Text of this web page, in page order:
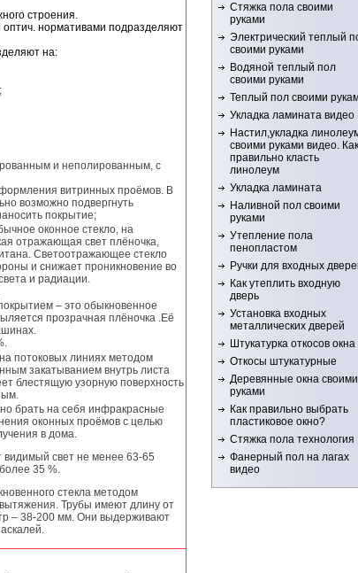
строения.
оптич. нормативами подразделяют
на:
и неполированным, с
витринных проёмов. В
возможно подвергнуть
покрытие;
оконное стекло, на
отражающая свет плёночка,
Светоотражающее стекло
и снижает проникновение во
и радиации.
– это обыкновенное
прозрачная плёночка .Её
потоковых линиях методом
закатыванием внутрь листа
блестящую узорную поверхность
брать на себя инфракрасные
оконных проёмов с целью
в дома.
свет не менее 63-65
35 %.
стекла методом
вытяжения. Трубы имеют длину от
– 38-200 мм. Они выдерживают
Стяжка пола своими
руками
Электрический теплый
своими руками
Водяной теплый пол
своими руками
Теплый пол своими
Укладка ламината видео
Настил,укладка
своими руками видео. Как
правильно класть
линолеум
Укладка ламината
Наливной пол своими
руками
Утепление пола
пенопластом
Ручки для входных
Как утеплить входную
дверь
Установка входных
металлических дверей
Штукатурка откосов окна
Откосы штукатурные
Деревянные окна своими
руками
Как правильно выбрать
пластиковое окно?
Стяжка пола технология
Фанерный пол на лагах
видео